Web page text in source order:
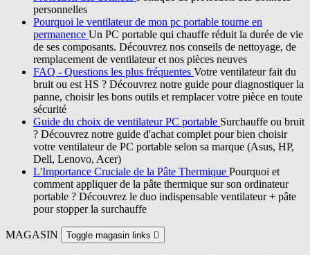
personnelles
Pourquoi le ventilateur de mon pc portable tourne en
permanence Un PC portable qui chauffe réduit la durée de vie
de ses composants. Découvrez nos conseils de nettoyage, de
remplacement de ventilateur et nos pièces neuves
FAQ - Questions les plus fréquentes Votre ventilateur fait du
bruit ou est HS ? Découvrez notre guide pour diagnostiquer la
panne, choisir les bons outils et remplacer votre pièce en toute
sécurité
Guide du choix de ventilateur PC portable Surchauffe ou bruit
? Découvrez notre guide d'achat complet pour bien choisir
votre ventilateur de PC portable selon sa marque (Asus, HP,
Dell, Lenovo, Acer)
L'Importance Cruciale de la Pâte Thermique Pourquoi et
comment appliquer de la pâte thermique sur son ordinateur
portable ? Découvrez le duo indispensable ventilateur + pâte
pour stopper la surchauffe
MAGASIN Toggle magasin links 